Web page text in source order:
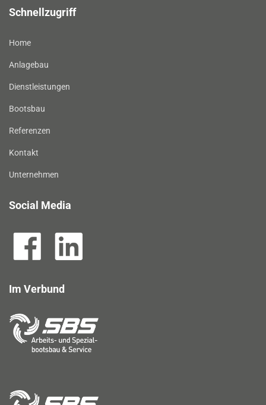
Schnellzugriff
Home
Anlagebau
Dienstleistungen
Bootsbau
Referenzen
Kontakt
Unternehmen
Social Media
Im Verbund